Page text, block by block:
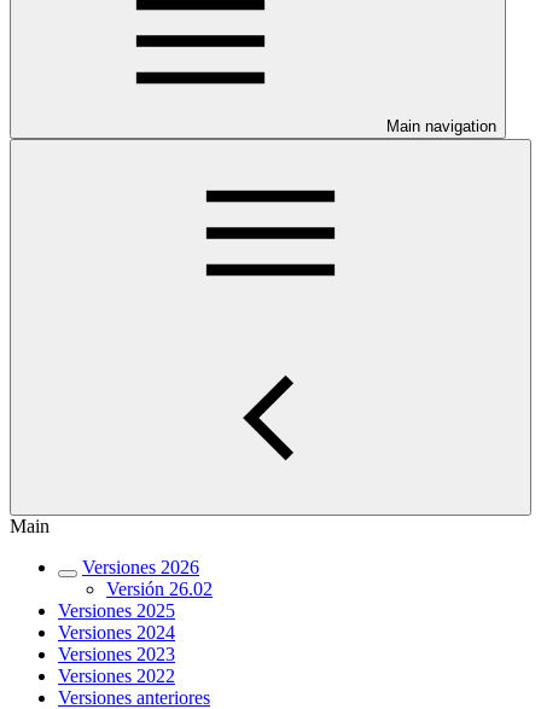
Main navigation
Main
Versiones 2026
Versión 26.02
Versiones 2025
Versiones 2024
Versiones 2023
Versiones 2022
Versiones anteriores